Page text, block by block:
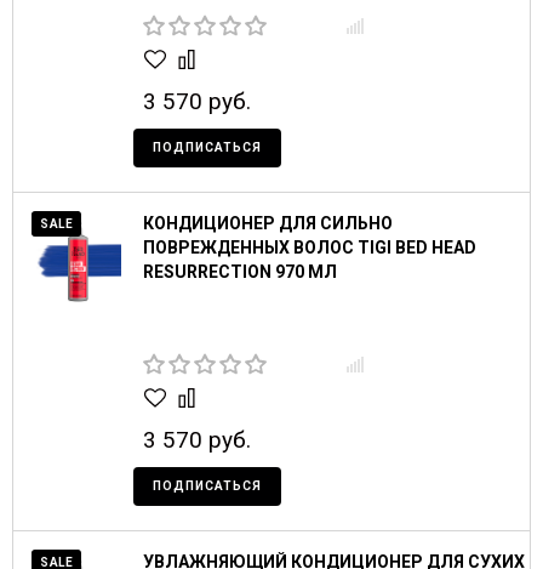
3 570 руб.
ПОДПИСАТЬСЯ
SALE
КОНДИЦИОНЕР ДЛЯ СИЛЬНО
ПОВРЕЖДЕННЫХ ВОЛОС TIGI BED HEAD
RESURRECTION 970 МЛ
3 570 руб.
ПОДПИСАТЬСЯ
SALE УВЛАЖНЯЮЩИЙ КОНДИЦИОНЕР ДЛЯ СУХИХ